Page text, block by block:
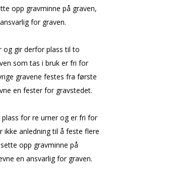
opp gravminne på graven,
for graven.
og gir derfor plass til to
som tas i bruk er fri for
gravene festes fra første
en fester for gravstedet.
for fire urner og er fri for
ikke anledning til å feste flere
opp gravminne på
en ansvarlig for graven.